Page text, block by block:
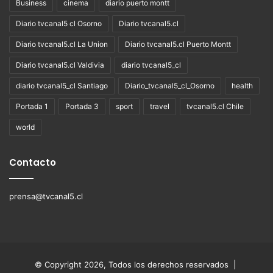
Business cinema diario puerto montt
Diario tvcanal5 cl Osorno Diario tvcanal5.cl
Diario tvcanal5.cl La Union Diario tvcanal5.cl Puerto Montt
Diario tvcanal5.cl Valdivia diario tvcanal5_cl
diario tvcanal5_cl Santiago Diario_tvcanal5_cl_Osorno health
Portada 1 Portada 3 sport travel tvcanal5.cl Chile
world
Contacto
prensa@tvcanal5.cl
© Copyright 2026, Todos los derechos reservados |